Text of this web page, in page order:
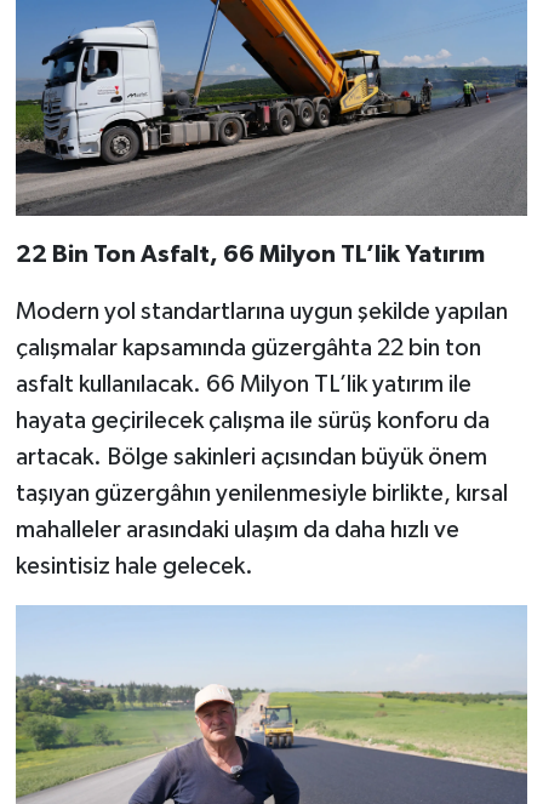
22 Bin Ton Asfalt, 66 Milyon TL’lik Yatırım
Modern yol standartlarına uygun şekilde yapılan
çalışmalar kapsamında güzergâhta 22 bin ton
asfalt kullanılacak. 66 Milyon TL’lik yatırım ile
hayata geçirilecek çalışma ile sürüş konforu da
artacak. Bölge sakinleri açısından büyük önem
taşıyan güzergâhın yenilenmesiyle birlikte, kırsal
mahalleler arasındaki ulaşım da daha hızlı ve
kesintisiz hale gelecek.